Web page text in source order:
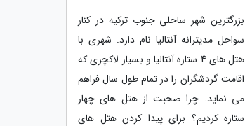
بزرگترین شهر ساحلی جنوب ترکیه در کنار
سواحل مدیترانه آنتالیا نام دارد. شهری با
هتل های 4 ستاره آنتالیا و بسیار لاکچری که
اقامت گردشگران را در تمام طول سال فراهم
می نماید. چرا صحبت از هتل های چهار
ستاره کردیم؟ برای پیدا کردن هتل های